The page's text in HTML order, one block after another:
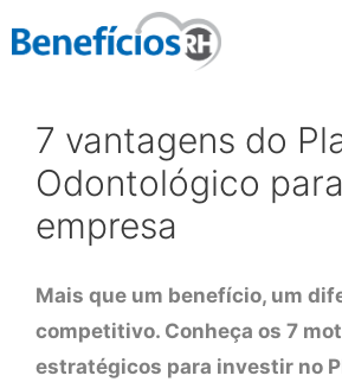
para
conteúdo7 vantagens do
Odontológico
empresa
Mais que um benefício, um
competitivo. Conheça os 7
estratégicos para investir no